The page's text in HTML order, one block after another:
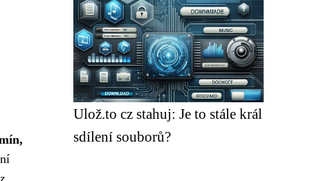
Ulož.to cz stahuj: Je to stále král
sdílení souborů?